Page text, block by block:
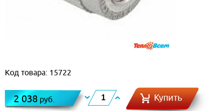
Код товара: 15722
2 038 руб. Купить